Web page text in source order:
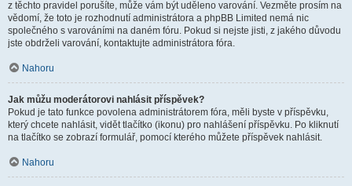
z těchto pravidel porušíte, může vám být uděleno varování. Vezměte prosím na
vědomí, že toto je rozhodnutí administrátora a phpBB Limited nemá nic
společného s varováními na daném fóru. Pokud si nejste jisti, z jakého důvodu
jste obdrželi varování, kontaktujte administrátora fóra.
Nahoru
Jak můžu moderátorovi nahlásit příspěvek?
Pokud je tato funkce povolena administrátorem fóra, měli byste v příspěvku,
který chcete nahlásit, vidět tlačítko (ikonu) pro nahlášení příspěvku. Po kliknutí
na tlačítko se zobrazí formulář, pomocí kterého můžete příspěvek nahlásit.
Nahoru